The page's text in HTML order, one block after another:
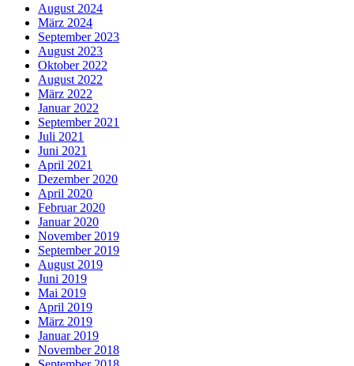
August 2024
März 2024
September 2023
August 2023
Oktober 2022
August 2022
März 2022
Januar 2022
September 2021
Juli 2021
Juni 2021
April 2021
Dezember 2020
April 2020
Februar 2020
Januar 2020
November 2019
September 2019
August 2019
Juni 2019
Mai 2019
April 2019
März 2019
Januar 2019
November 2018